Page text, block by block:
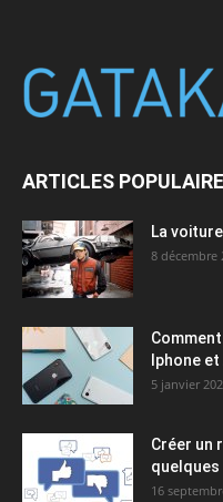
ARTICLES
La
8 décembre
Iphone
5 janvier
Créer un
quelques
16